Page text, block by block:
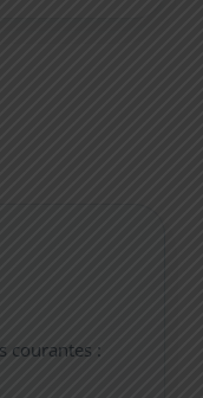
courantes :